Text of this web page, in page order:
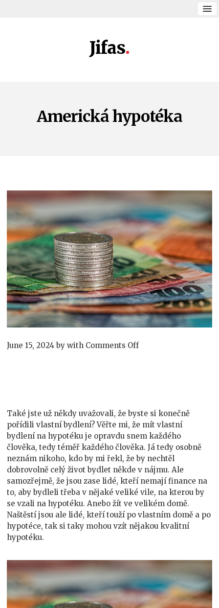
Jifas
Americká hypotéka
June 15, 2024bywith Comments Offon
Také jste už někdy uvažovali, že byste si konečně
pořídili vlastní bydlení? Věřte mi, že mít vlastní
bydlení na hypotéku je opravdu snem každého
člověka, tedy téměř každého člověka. Já tedy osobně
neznám nikoho, kdo by mi řekl, že by nechtěl
dobrovolně celý život bydlet někde v nájmu. Ale
samozřejmě, že jsou zase lidé, kteří nemají finance na
to, aby bydleli třeba v nějaké veliké vile, na kterou by
se vzali na hypotéku. Anebo žít ve velikém domě.
Naštěstí jsou ale lidé, kteří touží po vlastním domě a po
hypotéce, tak si taky mohou vzít nějakou kvalitní
hypotéku.